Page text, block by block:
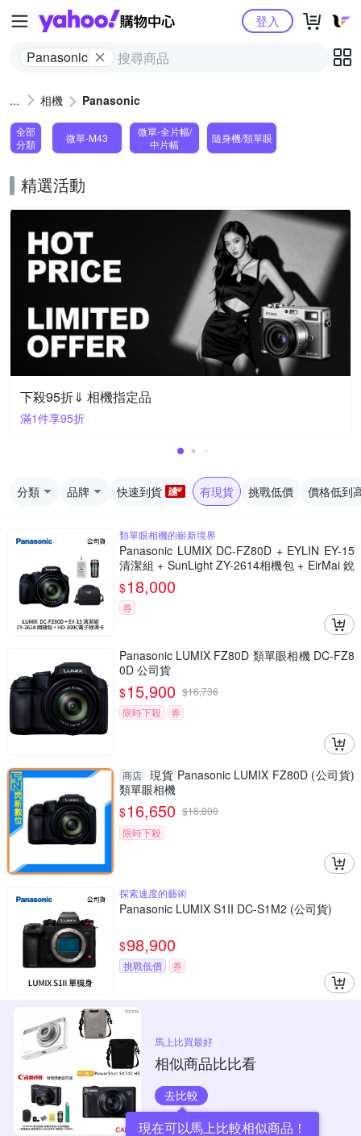
Yahoo購物中心
Panasonic
登入
相機 Panasonic
全部
分類
微單-M43
微單-全片幅/
中片幅
隨身機/類單眼
精選活動
下殺95折⇓ 相機指定品
滿1件享95折
分類 品牌 快速到貨 有現貨 挑戰低價 價格低到
類單眼相機的嶄新境界
Panasonic LUMIX DC-FZ80D + EYLIN EY-15
清潔組 + SunLight ZY-2614相機包 + EirMai 銳
瑪 HD-100C電子除濕卡 FZ80D (公司貨)
$18,000
券
Panasonic LUMIX FZ80D 類單眼相機 DC-FZ8
0D 公司貨
$15,900 $16,736
限時下殺
券
商店 現貨 Panasonic LUMIX FZ80D (公司貨)
類單眼相機
$16,650 $16,800
限時下殺
探索速度的藝術
Panasonic LUMIX S1II DC-S1M2 (公司貨)
$98,900
挑戰低價 券
馬上比買最好
相似商品比比看
去比較
現在可以馬上比較相似商品！